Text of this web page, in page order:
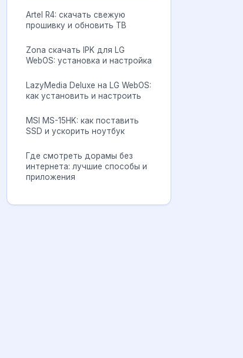
Artel R4: скачать свежую
прошивку и обновить ТВ
Zona скачать IPK для LG
WebOS: установка и настройка
LazyMedia Deluxe на LG WebOS:
как установить и настроить
MSI MS-15HK: как поставить
SSD и ускорить ноутбук
Где смотреть дорамы без
интернета: лучшие способы и
приложения